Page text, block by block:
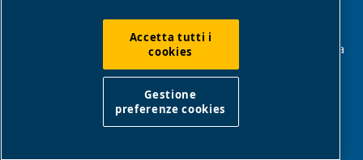
ABAC Italia | MultiAir Italia S.r.l. Società a Socio Unico | Società
5/7 - 36075 Montecchio Maggiore (VI) | Sede operativa: Via
Cristoforo Colombo 3 - 10070 Robassomero (TO) | P. IVA
07060600967 | Rea: REA VI-343141 | Capitale
sociale € 150.000,00
Accetta tutti i
cookies
Gestione
preferenze cookies